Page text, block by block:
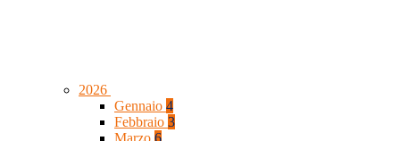
2026
Gennaio 4
Febbraio 3